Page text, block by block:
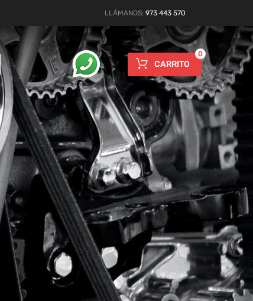
LLÁMANOS: 973 443 570
CARRITO
0